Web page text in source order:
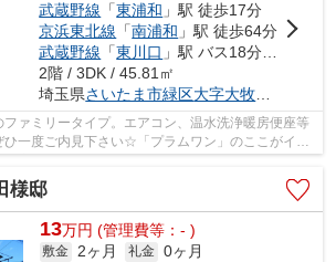
武蔵野線 「東浦和 」駅 徒歩17分
京浜東北線 「南浦和 」駅 徒歩64分
武蔵野線 「東川口 」駅 バス18分 「浅間下（埼玉県）」 停歩4分
2階 / 3DK / 45.81㎡
埼玉県さいたま市緑区大字大牧１３９０-
ァミリータイプ。エアコン、温水洗浄暖房便座等
ひ一度ご内見下さい☆「プラムワン」のここがイチ
様邸
13万円 (管理費等：- )
敷金 2ヶ月 礼金 0ヶ月